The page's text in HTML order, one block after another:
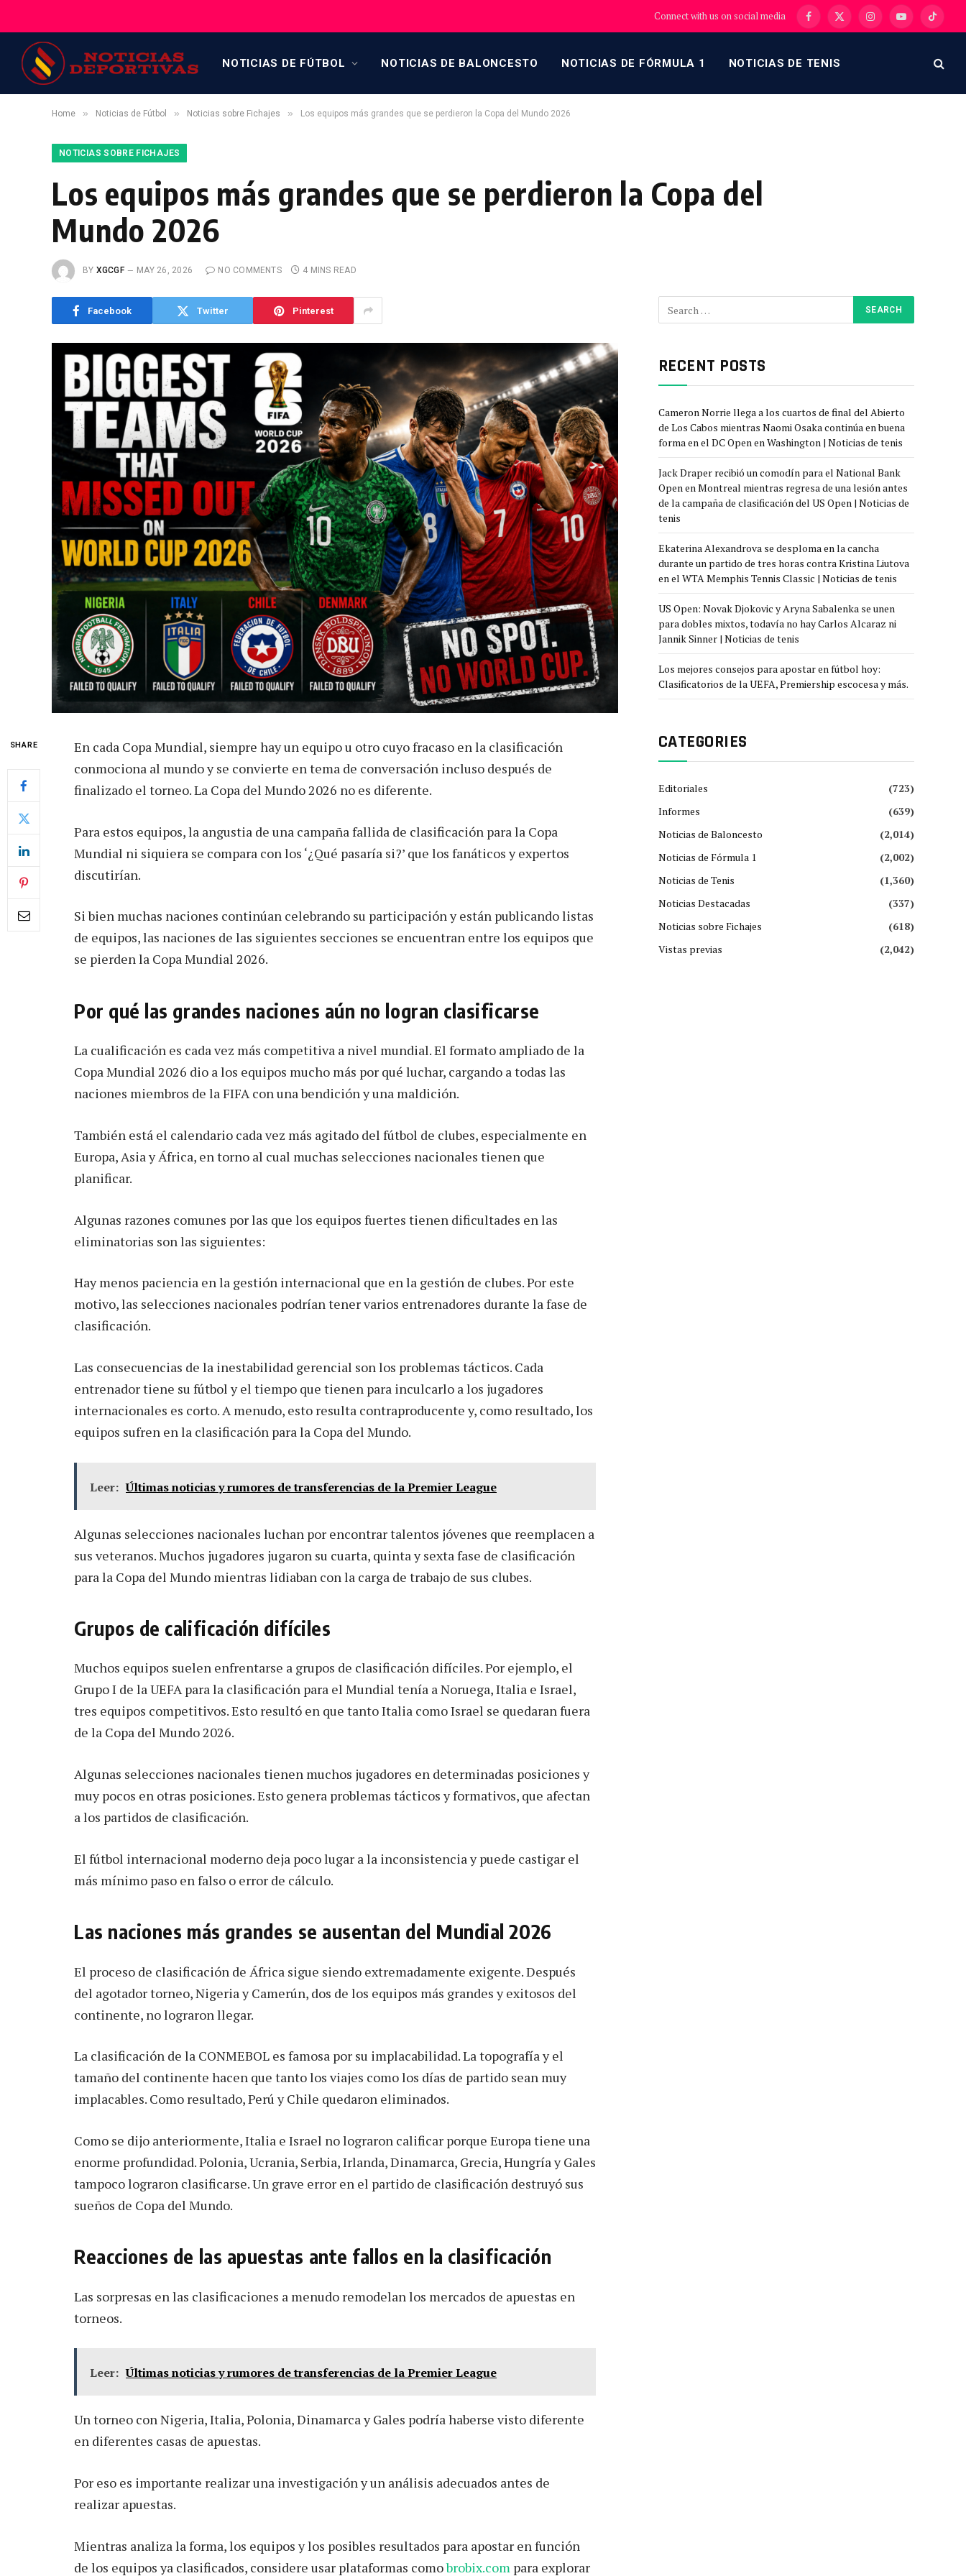
Connect with us on social media Facebook
X
InstagramYouTubeTikTok
NOTICIAS DE FÚTBOL NOTICIAS DE BALONCESTO NOTICIAS DE FÓRMULA 1 NOTICIAS DE TENIS
Home » Noticias de Fútbol » Noticias sobre Fichajes » Los equipos más grandes que se perdieron la Copa del Mundo 2026
NOTICIAS SOBRE FICHAJES
Los equipos más grandes que se perdieron la Copa del
Mundo 2026
BY XGCGF MAY 26, 2026 NO COMMENTS 4 MINS READ
Facebook Twitter Pinterest
SHARE
En cada Copa Mundial, siempre hay un equipo u otro cuyo fracaso en la clasificación
conmociona al mundo y se convierte en tema de conversación incluso después de
finalizado el torneo. La Copa del Mundo 2026 no es diferente.
Para estos equipos, la angustia de una campaña fallida de clasificación para la Copa
Mundial ni siquiera se compara con los ‘¿Qué pasaría si?’ que los fanáticos y expertos
discutirían.
Si bien muchas naciones continúan celebrando su participación y están publicando listas
de equipos, las naciones de las siguientes secciones se encuentran entre los equipos que
se pierden la Copa Mundial 2026.
Por qué las grandes naciones aún no logran clasificarse
La cualificación es cada vez más competitiva a nivel mundial. El formato ampliado de la
Copa Mundial 2026 dio a los equipos mucho más por qué luchar, cargando a todas las
naciones miembros de la FIFA con una bendición y una maldición.
También está el calendario cada vez más agitado del fútbol de clubes, especialmente en
Europa, Asia y África, en torno al cual muchas selecciones nacionales tienen que
planificar.
Algunas razones comunes por las que los equipos fuertes tienen dificultades en las
eliminatorias son las siguientes:
Hay menos paciencia en la gestión internacional que en la gestión de clubes. Por este
motivo, las selecciones nacionales podrían tener varios entrenadores durante la fase de
clasificación.
Las consecuencias de la inestabilidad gerencial son los problemas tácticos. Cada
entrenador tiene su fútbol y el tiempo que tienen para inculcarlo a los jugadores
internacionales es corto. A menudo, esto resulta contraproducente y, como resultado, los
equipos sufren en la clasificación para la Copa del Mundo.
Leer: Últimas noticias y rumores de transferencias de la Premier League
Algunas selecciones nacionales luchan por encontrar talentos jóvenes que reemplacen a
sus veteranos. Muchos jugadores jugaron su cuarta, quinta y sexta fase de clasificación
para la Copa del Mundo mientras lidiaban con la carga de trabajo de sus clubes.
Grupos de calificación difíciles
Muchos equipos suelen enfrentarse a grupos de clasificación difíciles. Por ejemplo, el
Grupo I de la UEFA para la clasificación para el Mundial tenía a Noruega, Italia e Israel,
tres equipos competitivos. Esto resultó en que tanto Italia como Israel se quedaran fuera
de la Copa del Mundo 2026.
Algunas selecciones nacionales tienen muchos jugadores en determinadas posiciones y
muy pocos en otras posiciones. Esto genera problemas tácticos y formativos, que afectan
a los partidos de clasificación.
El fútbol internacional moderno deja poco lugar a la inconsistencia y puede castigar el
más mínimo paso en falso o error de cálculo.
Las naciones más grandes se ausentan del Mundial 2026
El proceso de clasificación de África sigue siendo extremadamente exigente. Después
del agotador torneo, Nigeria y Camerún, dos de los equipos más grandes y exitosos del
continente, no lograron llegar.
La clasificación de la CONMEBOL es famosa por su implacabilidad. La topografía y el
tamaño del continente hacen que tanto los viajes como los días de partido sean muy
implacables. Como resultado, Perú y Chile quedaron eliminados.
Como se dijo anteriormente, Italia e Israel no lograron calificar porque Europa tiene una
enorme profundidad. Polonia, Ucrania, Serbia, Irlanda, Dinamarca, Grecia, Hungría y Gales
tampoco lograron clasificarse. Un grave error en el partido de clasificación destruyó sus
sueños de Copa del Mundo.
Reacciones de las apuestas ante fallos en la clasificación
Las sorpresas en las clasificaciones a menudo remodelan los mercados de apuestas en
torneos.
Leer: Últimas noticias y rumores de transferencias de la Premier League
Un torneo con Nigeria, Italia, Polonia, Dinamarca y Gales podría haberse visto diferente
en diferentes casas de apuestas.
Por eso es importante realizar una investigación y un análisis adecuados antes de
realizar apuestas.
Mientras analiza la forma, los equipos y los posibles resultados para apostar en función
de los equipos ya clasificados, considere usar plataformas comobrobix.com para explorar
RECENT POSTS
Cameron Norrie llega a los cuartos de final del Abierto
de Los Cabos mientras Naomi Osaka continúa en buena
forma en el DC Open en Washington | Noticias de tenis
Jack Draper recibió un comodín para el National Bank
Open en Montreal mientras regresa de una lesión antes
de la campaña de clasificación del US Open | Noticias de
tenis
Ekaterina Alexandrova se desploma en la cancha
durante un partido de tres horas contra Kristina Liutova
en el WTA Memphis Tennis Classic | Noticias de tenis
US Open: Novak Djokovic y Aryna Sabalenka se unen
para dobles mixtos, todavía no hay Carlos Alcaraz ni
Jannik Sinner | Noticias de tenis
Los mejores consejos para apostar en fútbol hoy:
Clasificatorios de la UEFA, Premiership escocesa y más.
CATEGORIES
Editoriales
(723)
Informes
(639)
Noticias de Baloncesto
(2,014)
Noticias de Fórmula 1
(2,002)
Noticias de Tenis
(1,360)
Noticias Destacadas
(337)
Noticias sobre Fichajes
(618)
Vistas previas
(2,042)